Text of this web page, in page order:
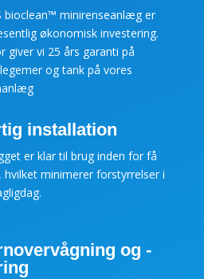
bioclean™ minirenseanlæg er
økonomisk investering.
giver vi 25 års garanti på
og tank på vores
installation
er klar til brug inden for få
hvilket minimerer forstyrrelser i
og -